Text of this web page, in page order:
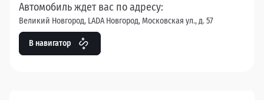
Автомобиль ждет вас по адресу:
Великий Новгород, LADA Новгород, Московская ул., д. 57
В навигатор